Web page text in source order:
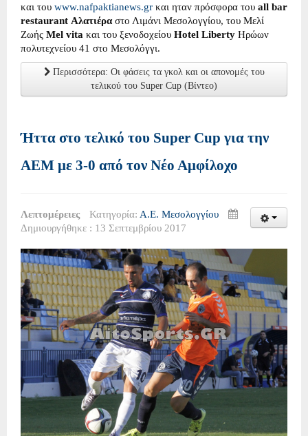
και του www.nafpaktianews.gr και ηταν πρόσφορα του all bar
restaurant Αλατιέραστο Λιμάνι Μεσολογγίου, του Μελί
Ζωής Mel vita και του ξενοδοχείου Hotel Liberty Ηρώων
πολυτεχνείου 41 στο Μεσολόγγι.
Περισσότερα: Οι φάσεις τα γκολ και οι απονομές του
τελικού του Super Cup (Βίντεο)
Ήττα στο τελικό του Super Cup για την
ΑΕΜ με 3-0 από τον Νέο Αμφίλοχο
Λεπτομέρειες Κατηγορία: Α.Ε. Μεσολογγίου
Δημιουργήθηκε : 13 Σεπτεμβρίου 2017